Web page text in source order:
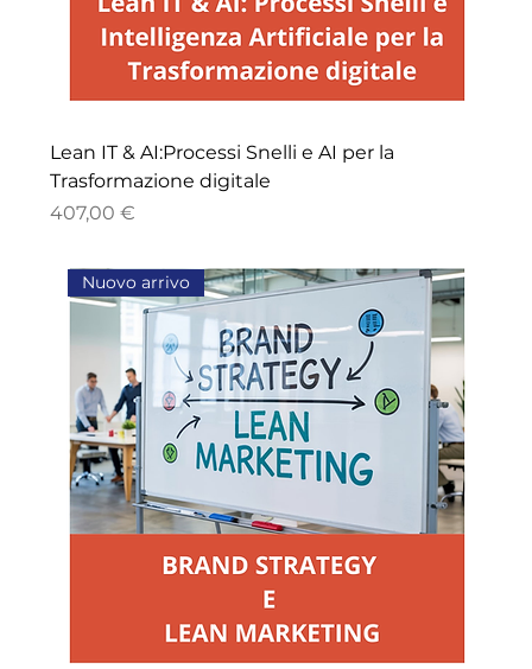
Lean IT & AI:Processi Snelli e AI per la
Trasformazione digitale
Prezzo
407,00 €
Nuovo arrivo